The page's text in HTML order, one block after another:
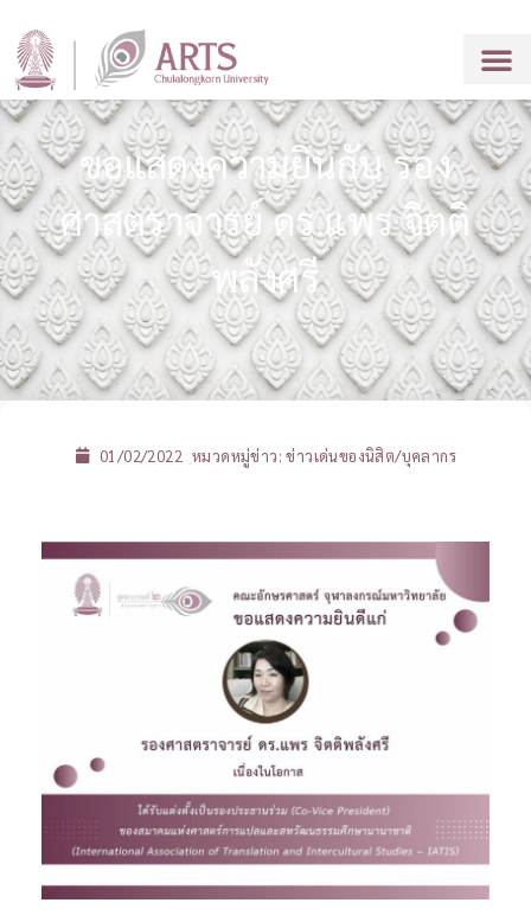
ขอแสดงความยินกับ รอง
ศาสตราจารย์ ดร.แพร จิตติ
พลังศรี
01/02/2022 หมวดหมู่ข่าว:ข่าวเด่นของนิสิต/บุคลากร